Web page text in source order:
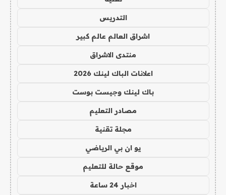
التدريس
اشراق العالم عالم كبير
منتدى الاشراق
اعلانات الباك لينك 2026
باك لينك وجيست بوست
مصادر التعليم
مجلة تقنية
يو ان بي الرياضي
موقع حالة للتعليم
اخبار 24 ساعة